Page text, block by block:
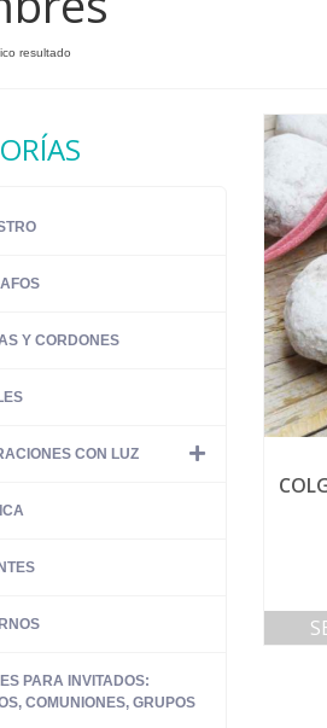
resultado
Y CORDONES
CON LUZ
PARA INVITADOS:
COMUNIONES, GRUPOS